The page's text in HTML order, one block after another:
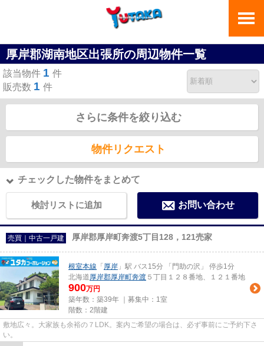
厚岸郡湖南地区出張所の周辺物件一覧
該当物件 1 件
販売数 1 件
さらに条件を絞り込む
物件リクエスト
チェックした物件をまとめて
検討リストに追加 お問い合わせ
売買｜中古一戸建 厚岸郡厚岸町奔渡5丁目128，121売家
根室本線 「 厚岸 」駅 バス15分 「門助の沢」 停歩1分
北海道厚岸郡厚岸町奔渡 ５丁目１２８番地、１２１番地
900万円
築年数：築39年 ｜募集中： 1室
階数：2階建
敷地広々。大家族も余裕の７LDK。案内ご希望の場合は、必ず事前にご予約下さ
い。